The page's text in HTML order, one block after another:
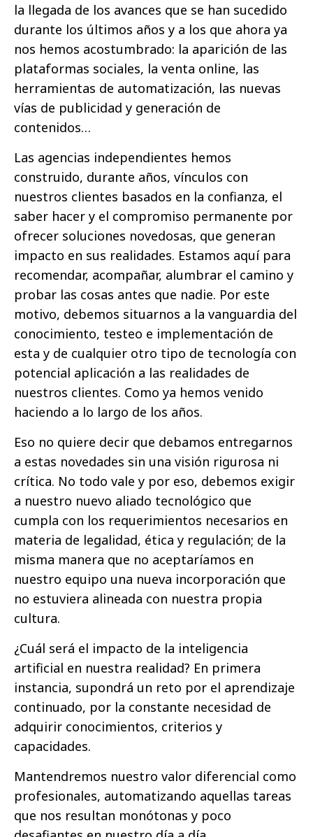
la llegada de los avances que se han sucedido
durante los últimos años y a los que ahora ya
nos hemos acostumbrado: la aparición de las
plataformas sociales, la venta online, las
herramientas de automatización, las nuevas
vías de publicidad y generación de
contenidos…
Las agencias independientes hemos
construido, durante años, vínculos con
nuestros clientes basados en la confianza, el
saber hacer y el compromiso permanente por
ofrecer soluciones novedosas, que generan
impacto en sus realidades. Estamos aquí para
recomendar, acompañar, alumbrar el camino y
probar las cosas antes que nadie. Por este
motivo, debemos situarnos a la vanguardia del
conocimiento, testeo e implementación de
esta y de cualquier otro tipo de tecnología con
potencial aplicación a las realidades de
nuestros clientes. Como ya hemos venido
haciendo a lo largo de los años.
Eso no quiere decir que debamos entregarnos
a estas novedades sin una visión rigurosa ni
crítica. No todo vale y por eso, debemos exigir
a nuestro nuevo aliado tecnológico que
cumpla con los requerimientos necesarios en
materia de legalidad, ética y regulación; de la
misma manera que no aceptaríamos en
nuestro equipo una nueva incorporación que
no estuviera alineada con nuestra propia
cultura.
¿Cuál será el impacto de la inteligencia
artificial en nuestra realidad? En primera
instancia, supondrá un reto por el aprendizaje
continuado, por la constante necesidad de
adquirir conocimientos, criterios y
capacidades.
Mantendremos nuestro valor diferencial como
profesionales, automatizando aquellas tareas
que nos resultan monótonas y poco